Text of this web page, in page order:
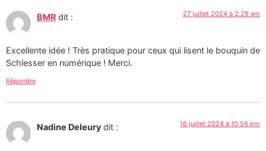
BMR dit : 27 juillet 2024 à 2:29 am
Excellente idée ! Très pratique pour ceux qui lisent le bouquin de
Schlesser en numérique ! Merci.
Répondre
Nadine Deleury dit : 16 juillet 2024 à 10:56 pm